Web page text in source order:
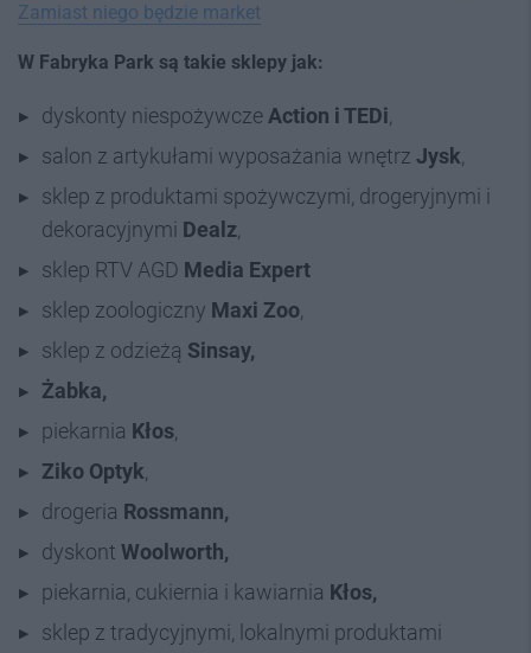
Zamiast niego będzie market
W Fabryka Park są takie sklepy jak:
dyskonty niespożywcze Action i TEDi
salon z artykułami wyposażania wnętrz Jysk
sklep z produktami spożywczymi, drogeryjnymi i
dekoracyjnymi Dealz
sklep RTV AGD Media Expert
sklep zoologiczny Maxi Zoo
sklep z odzieżą Sinsay,
Żabka,
piekarnia Kłos
Ziko Optyk
drogeria Rossmann,
dyskont Woolworth,
piekarnia, cukiernia i kawiarnia Kłos,
sklep z tradycyjnymi, lokalnymi produktami